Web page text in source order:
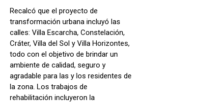
Recalcó que el proyecto de
transformación urbana incluyó las
calles: Villa Escarcha, Constelación,
Cráter, Villa del Sol y Villa Horizontes,
todo con el objetivo de brindar un
ambiente de calidad, seguro y
agradable para las y los residentes de
la zona. Los trabajos de
rehabilitación incluyeron la